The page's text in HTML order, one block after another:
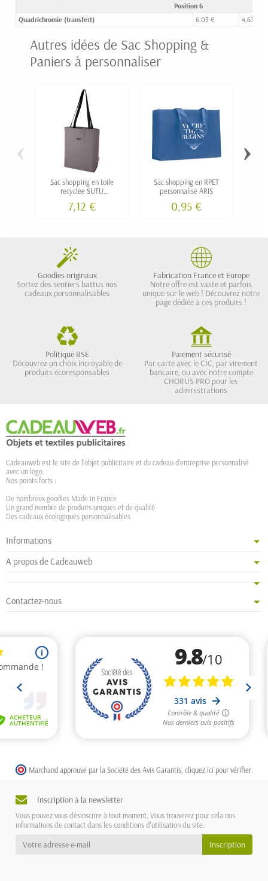
Position 6
Quadrichromie (transfert)
6,03 € 4,63 €
Autres idées de Sac Shopping &
Paniers à personnaliser
Sac shopping en toile
recyclée SUTU
7,12 €
Sac shopping en RPET
personnalisé ARIS
0,95 €
‹ ›
Goodies originaux
Sortez des sentiers battus nos
cadeaux personnalisables
Fabrication France et Europe
Notre offre est vaste et parfois
unique sur le web ! Découvrez notre
page dédiée à ces produits !
Politique RSE
Découvrez un choix incroyable de
produits écoresponsables
Paiement sécurisé
Par carte avec le CIC, par virement
bancaire, ou avec notre compte
CHORUS PRO pour les
administrations
Cadeauweb est le site de l'objet publicitaire et du cadeau d'entreprise personnalisé
avec un logo.
Nos points forts :
De nombreux goodies Made in France
Un grand nombre de produits uniques et de qualité
Des cadeaux écologiques personnalisables
Informations
A propos de Cadeauweb
Contactez-nous
Marchand approuvé par la Société des Avis Garantis, cliquez ici pour vérifier
Inscription à la newsletter
Vous pouvez vous désinscrire à tout moment. Vous trouverez pour cela nos
informations de contact dans les conditions d'utilisation du site.